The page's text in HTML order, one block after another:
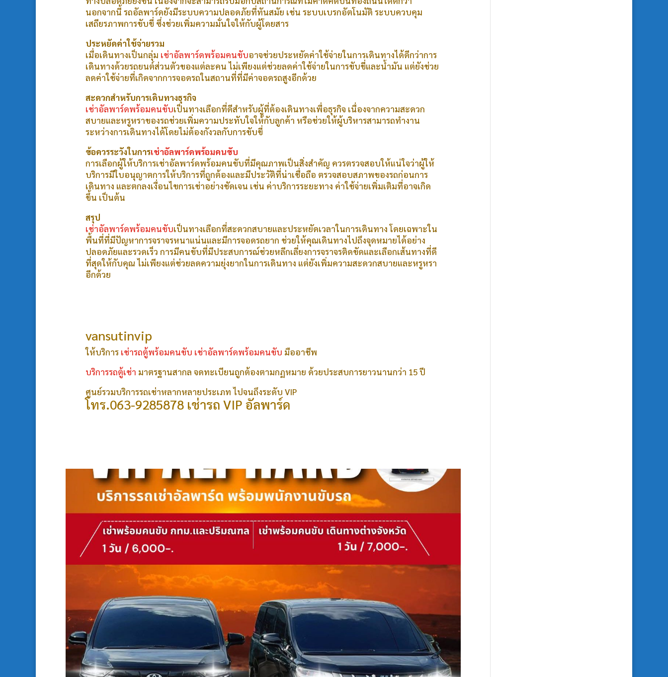
นอกจากนี้ รถอัลพาร์ดยังมีระบบความปลอดภัยที่ทันสมัย เช่น ระบบเบรกอัตโนมัติ ระบบควบคุม
เสถียรภาพการขับขี่ ซึ่งช่วยเพิ่มความมั่นใจให้กับผู้โดยสาร
ประหยัดค่าใช้จ่ายรวม
เมื่อเดินทางเป็นกลุ่ม เช่าอัลพาร์ดพร้อมคนขับอาจช่วยประหยัดค่าใช้จ่ายในการเดินทางได้ดีกว่าการ
เดินทางด้วยรถยนต์ส่วนตัวของแต่ละคน ไม่เพียงแต่ช่วยลดค่าใช้จ่ายในการขับขี่และน้ำมัน แต่ยังช่วย
ลดค่าใช้จ่ายที่เกิดจากการจอดรถในสถานที่ที่มีค่าจอดรถสูงอีกด้วย
สะดวกสำหรับการเดินทางธุรกิจ
เช่าอัลพาร์ดพร้อมคนขับเป็นทางเลือกที่ดีสำหรับผู้ที่ต้องเดินทางเพื่อธุรกิจ เนื่องจากความสะดวก
สบายและหรูหราของรถช่วยเพิ่มความประทับใจให้กับลูกค้า หรือช่วยให้ผู้บริหารสามารถทำงาน
ระหว่างการเดินทางได้โดยไม่ต้องกังวลกับการขับขี่
ข้อควรระวังในการเช่าอัลพาร์ดพร้อมคนขับ
การเลือกผู้ให้บริการเช่าอัลพาร์ดพร้อมคนขับที่มีคุณภาพเป็นสิ่งสำคัญ ควรตรวจสอบให้แน่ใจว่าผู้ให้
บริการมีใบอนุญาตการให้บริการที่ถูกต้องและมีประวัติที่น่าเชื่อถือ ตรวจสอบสภาพของรถก่อนการ
เดินทาง และตกลงเงื่อนไขการเช่าอย่างชัดเจน เช่น ค่าบริการระยะทาง ค่าใช้จ่ายเพิ่มเติมที่อาจเกิด
ขึ้น เป็นต้น
สรุป
เช่าอัลพาร์ดพร้อมคนขับเป็นทางเลือกที่สะดวกสบายและประหยัดเวลาในการเดินทาง โดยเฉพาะใน
พื้นที่ที่มีปัญหาการจราจรหนาแน่นและมีการจอดรถยาก ช่วยให้คุณเดินทางไปถึงจุดหมายได้อย่าง
ปลอดภัยและรวดเร็ว การมีคนขับที่มีประสบการณ์ช่วยหลีกเลี่ยงการจราจรติดขัดและเลือกเส้นทางที่ดี
ที่สุดให้กับคุณ ไม่เพียงแต่ช่วยลดความยุ่งยากในการเดินทาง แต่ยังเพิ่มความสะดวกสบายและหรูหรา
อีกด้วย
vansutinvip
ให้บริการ เช่ารถตู้พร้อมคนขับ เช่าอัลพาร์ดพร้อมคนขับ มืออาชีพ
บริการรถตู้เช่า มาตรฐานสากล จดทะเบียนถูกต้องตามกฏหมาย ด้วยประสบการยาวนานกว่า 15 ปี
ศูนย์รวมบริการรถเช่าหลากหลายประเภท ไปจนถึงระดับ VIP
โทร.063-9285878เช่ารถ VIP อัลพาร์ด